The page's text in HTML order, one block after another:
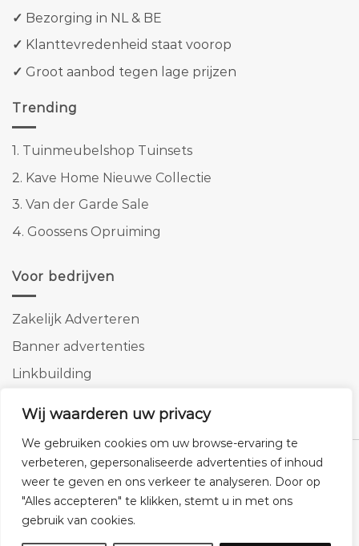
Wij waarderen uw privacy
We gebruiken cookies om uw browse-ervaring te
verbeteren, gepersonaliseerde advertenties of inhoud
weer te geven en ons verkeer te analyseren. Door op
"Alles accepteren" te klikken, stemt u in met ons
gebruik van cookies.
✓ Bezorging in NL & BE
✓ Klanttevredenheid staat voorop
✓ Groot aanbod tegen lage prijzen
Trending
1. Tuinmeubelshop Tuinsets
2. Kave Home Nieuwe Collectie
3. Van der Garde Sale
4. Goossens Opruiming
Voor bedrijven
Zakelijk Adverteren
Banner advertenties
Linkbuilding
Klantenservice Cookies Privacybeleid Disclaimer
© 2026 -